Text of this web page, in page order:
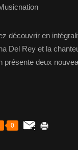
découvrir en
Del Rey et la
présente deux
0